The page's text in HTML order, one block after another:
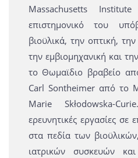
Massachusetts
επιστημονικό του
βιοϋλικά, την οπτική,
την εμβιομηχανική και
το Θωμαϊδιο βραβείο
Carl Sontheimer από το
Marie Skłodowska-
ερευνητικές εργασίες σε
στα πεδία των
ιατρικών συσκευών